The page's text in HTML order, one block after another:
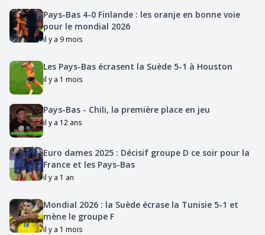
Pays-Bas 4-0 Finlande : les oranje en bonne voie
pour le mondial 2026
il y a 9 mois
Les Pays-Bas écrasent la Suède 5-1 à Houston
il y a 1 mois
Pays-Bas - Chili, la première place en jeu
il y a 12 ans
Euro dames 2025 : Décisif groupe D ce soir pour la
France et les Pays-Bas
il y a 1 an
Mondial 2026 : la Suède écrase la Tunisie 5-1 et
mène le groupe F
il y a 1 mois